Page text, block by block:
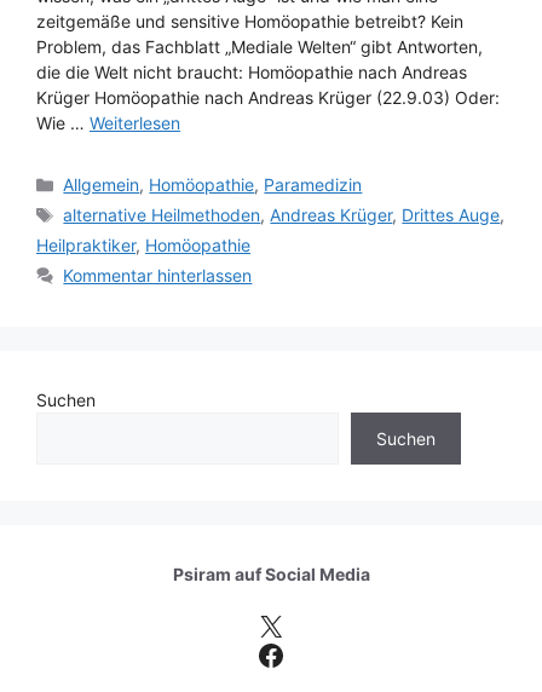
zeitgemäße und sensitive Homöopathie betreibt? Kein
Problem, das Fachblatt „Mediale Welten“ gibt Antworten,
die die Welt nicht braucht: Homöopathie nach Andreas
Krüger Homöopathie nach Andreas Krüger (22.9.03) Oder:
Wie … Weiterlesen
Kategorien
Allgemein, Homöopathie, Paramedizin
Schlagwörter
alternative Heilmethoden,Andreas Krüger, Drittes Auge,
Heilpraktiker, Homöopathie
Kommentar hinterlassen
Suchen
Suchen
Psiram aufSocial Media
X
Facebook